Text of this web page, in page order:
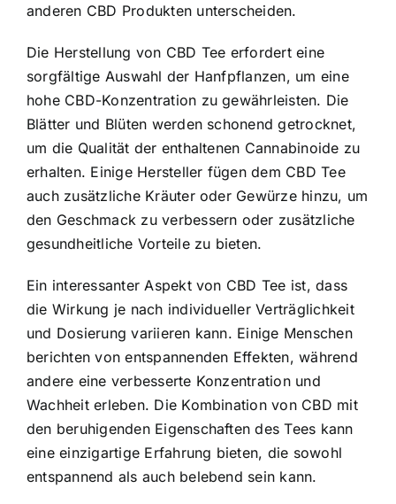
anderen CBD Produkten unterscheiden.
Die Herstellung von CBD Tee erfordert eine
sorgfältige Auswahl der Hanfpflanzen, um eine
hohe CBD-Konzentration zu gewährleisten. Die
Blätter und Blüten werden schonend getrocknet,
um die Qualität der enthaltenen Cannabinoide zu
erhalten. Einige Hersteller fügen dem CBD Tee
auch zusätzliche Kräuter oder Gewürze hinzu, um
den Geschmack zu verbessern oder zusätzliche
gesundheitliche Vorteile zu bieten.
Ein interessanter Aspekt von CBD Tee ist, dass
die Wirkung je nach individueller Verträglichkeit
und Dosierung variieren kann. Einige Menschen
berichten von entspannenden Effekten, während
andere eine verbesserte Konzentration und
Wachheit erleben. Die Kombination von CBD mit
den beruhigenden Eigenschaften des Tees kann
eine einzigartige Erfahrung bieten, die sowohl
entspannend als auch belebend sein kann.